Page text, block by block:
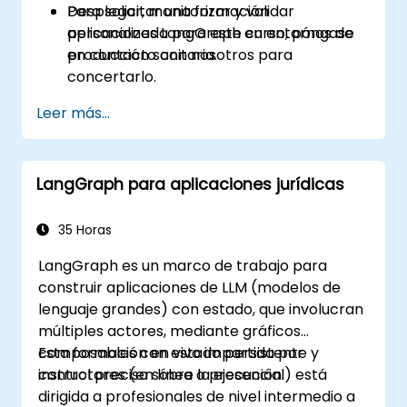
Desplegar, monitorizar y validar
aplicaciones LangGraph en entornos de
producción sanitaria.
Para solicitar una formación
personalizada para este curso, póngase
en contacto con nosotros para
concertarlo.
Leer más...
LangGraph para aplicaciones jurídicas
35 Horas
LangGraph es un marco de trabajo para
construir aplicaciones de LLM (modelos de
lenguaje grandes) con estado, que involucran
múltiples actores, mediante gráficos
composables con estado persistente y
control preciso sobre la ejecución.
Esta formación en vivo impartida por
instructores (en línea o presencial) está
dirigida a profesionales de nivel intermedio a